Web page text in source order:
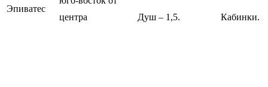
Эпиватес
центра
Душ – 1,5. Кабинки.